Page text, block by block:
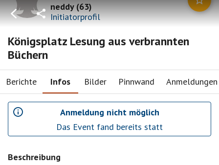
neddy(63)
Initiatorprofil
Königsplatz Lesung aus verbrannten
Büchern
Berichte Infos Bilder Pinnwand Anmeldungen
Anmeldung nicht möglich
Das Event fand bereits statt
Beschreibung